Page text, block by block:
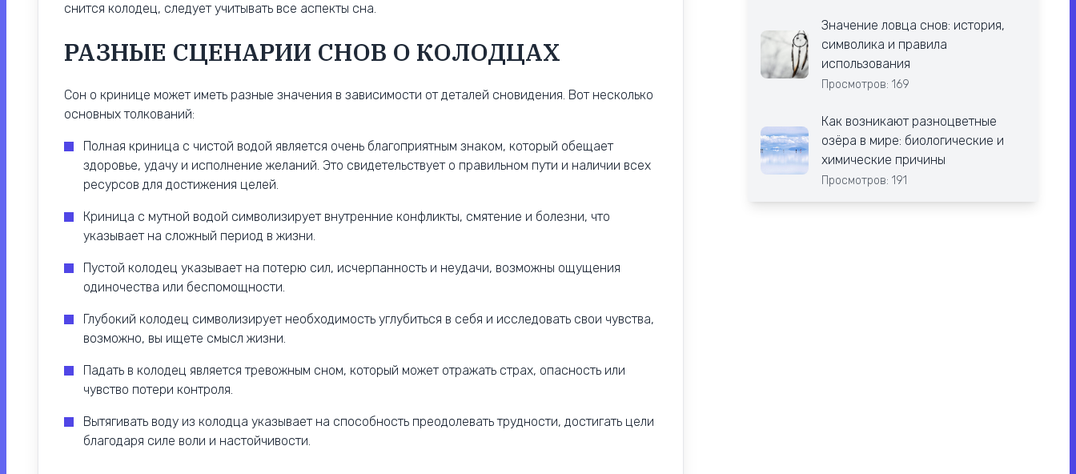
снится колодец, следует учитывать все аспекты сна.
РАЗНЫЕ СЦЕНАРИИ СНОВ О КОЛОДЦАХ
Сон о кринице может иметь разные значения в зависимости от деталей сновидения. Вот несколько
основных толкований:
Полная криница с чистой водой является очень благоприятным знаком, который обещает
здоровье, удачу и исполнение желаний. Это свидетельствует о правильном пути и наличии всех
ресурсов для достижения целей.
Криница с мутной водой символизирует внутренние конфликты, смятение и болезни, что
указывает на сложный период в жизни.
Пустой колодец указывает на потерю сил, исчерпанность и неудачи, возможны ощущения
одиночества или беспомощности.
Глубокий колодец символизирует необходимость углубиться в себя и исследовать свои чувства,
возможно, вы ищете смысл жизни.
Падать в колодец является тревожным сном, который может отражать страх, опасность или
чувство потери контроля.
Вытягивать воду из колодца указывает на способность преодолевать трудности, достигать цели
благодаря силе воли и настойчивости.
Значение ловца снов: история,
символика и правила
использования
Просмотров: 169
Как возникают разноцветные
озёра в мире: биологические и
химические причины
Просмотров: 191